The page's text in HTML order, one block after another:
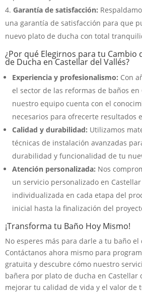
Garantía de satisfacción:
una garantía de satisfacción para que
nuevo plato de ducha con total
¿Por qué Elegirnos para tu Cambio
de Ducha en Castellar del Vallés?
Experiencia y profesionalismo: Con
el sector de las reformas de baños en
nuestro equipo cuenta con el
necesarios para ofrecerte resultados
Calidad y durabilidad: Utilizamos
técnicas de instalación avanzadas
durabilidad y funcionalidad de tu
Atención personalizada: Nos
un servicio personalizado en
individualizada en cada etapa del
inicial hasta la finalización del
¡Transforma tu Baño Hoy Mismo!
No esperes más para darle a tu baño el
Contáctanos ahora mismo para
gratuita y descubre cómo nuestro
bañera por plato de ducha en Castellar
mejorar tu calidad de vida y el valor de